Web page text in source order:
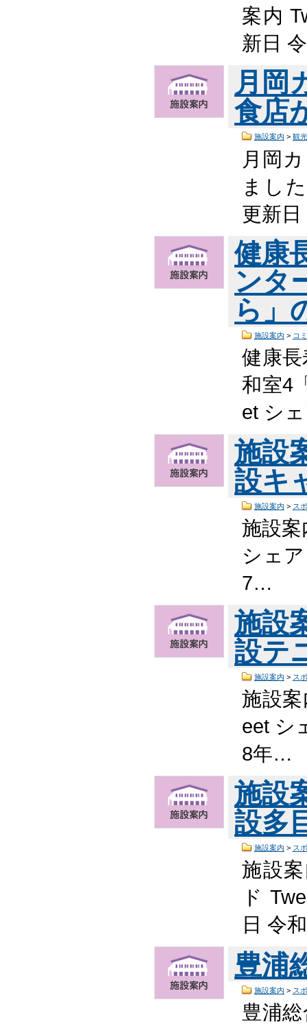
案内
新日
月岡
食店
施設案内 > 観
月岡
まし
更新
健康
ンタ
ら」
施設案内 > コ
健康
和室4
et シ
施設
設キ
施設案内 > ス
施設
シェ
7…
施設
設テ
施設案内 > ス
施設
eet シ
8年…
施設
設多
施設案内 > ス
施設
ド
日 令
豊浦
施設案内 > ス
豊浦